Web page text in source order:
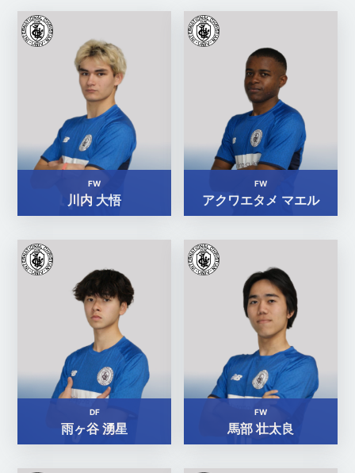
FW
川内 大悟
FW
アクワエタメ マエル
DF
雨ヶ谷 湧星
FW
馬部 壮太良